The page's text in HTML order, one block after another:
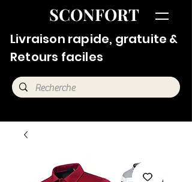
SCONFORT
Livraison rapide, gratuite &
Retours faciles